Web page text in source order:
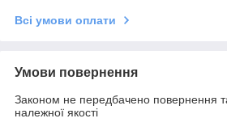
Всі умови оплати
Умови повернення
Законом не передбачено повернення
належної якості